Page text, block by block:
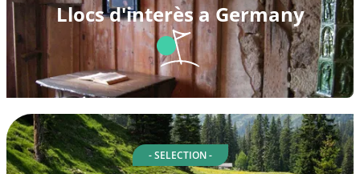
Llocs d'interès a Germany
- SELECTION -